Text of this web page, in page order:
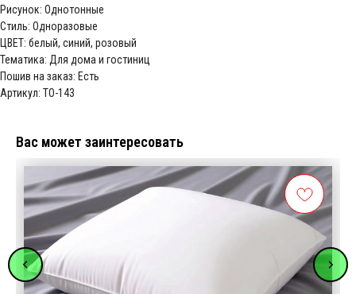
Рисунок: Однотонные
Стиль: Одноразовые
ЦВЕТ: белый, синий, розовый
Тематика: Для дома и гостиниц
Пошив на заказ: Есть
Артикул: ТО-143
Вас может заинтересовать